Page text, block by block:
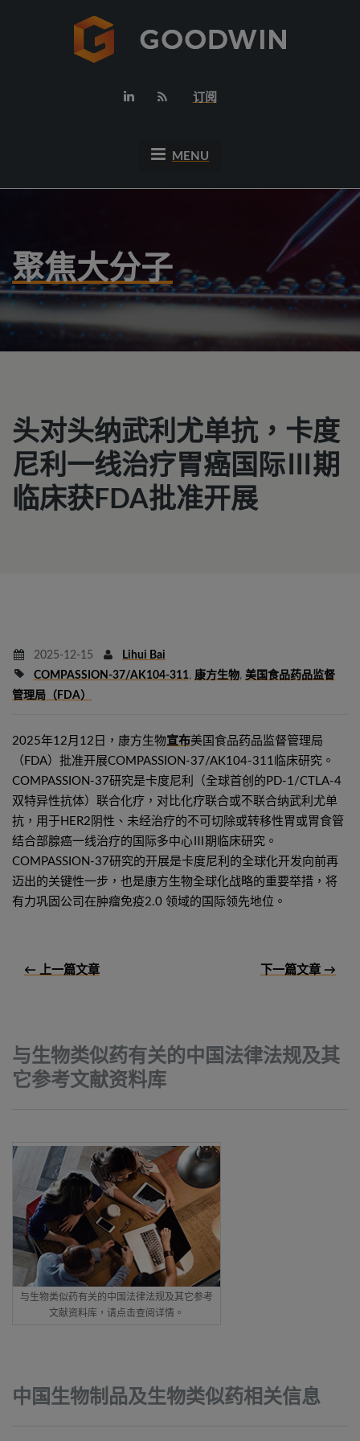
订阅
MENU
聚焦大分子
头对头纳武利尤单抗，卡度
尼利一线治疗胃癌国际Ⅲ期
临床获FDA批准开展
2025-12-15
Lihui Bai
COMPASSION-37/AK104-311, 康方生物, 美国食品药品监督
管理局（FDA）
2025年12月12日，康方生物宣布美国食品药品监督管理局
（FDA）批准开展COMPASSION-37/AK104-311临床研究。
COMPASSION-37研究是卡度尼利（全球首创的PD-1/CTLA-4
双特异性抗体）联合化疗，对比化疗联合或不联合纳武利尤单
抗，用于HER2阴性、未经治疗的不可切除或转移性胃或胃食管
结合部腺癌一线治疗的国际多中心Ⅲ期临床研究。
COMPASSION-37研究的开展是卡度尼利的全球化开发向前再
迈出的关键性一步，也是康方生物全球化战略的重要举措，将
有力巩固公司在肿瘤免疫2.0 领域的国际领先地位。
← 上一篇文章 下一篇文章 →
与生物类似药有关的中国法律法规及其
它参考文献资料库
与生物类似药有关的中国法律法规及其它参考
文献资料库，请点击查阅详情。
中国生物制品及生物类似药相关信息